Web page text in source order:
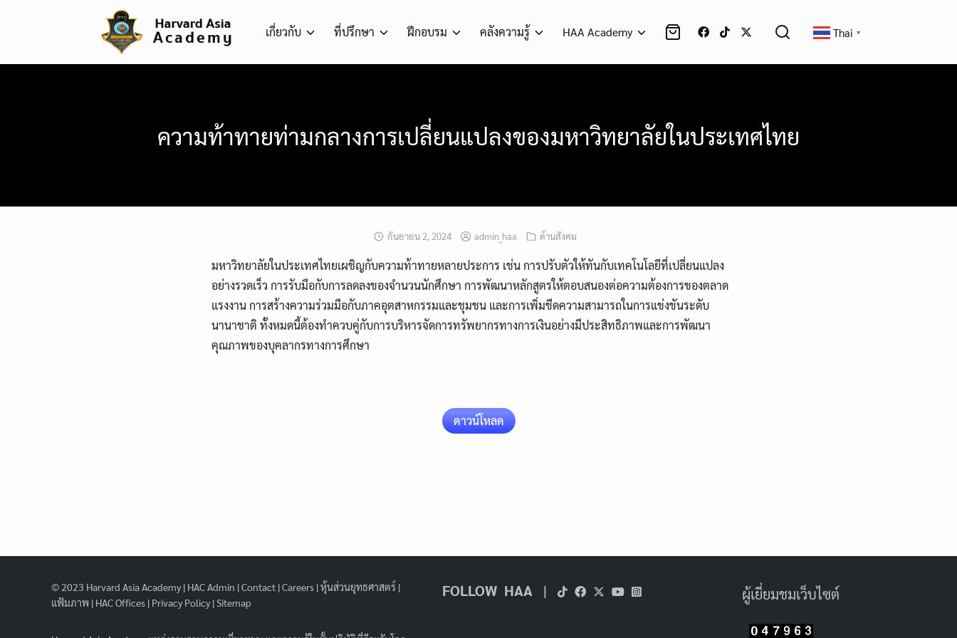
เกี่ยวกับ ที่ปรึกษา ฝึกอบรม คลังความรู้ HAA Academy Thai ▼
ความท้าทายท่ามกลางการเปลี่ยนแปลงของมหาวิทยาลัยในประเทศไทย
กันยายน 2, 2024 admin_haa ด้านสังคม
มหาวิทยาลัยในประเทศไทยเผชิญกับความท้าทายหลายประการ เช่น การปรับตัวให้ทันกับเทคโนโลยีที่เปลี่ยนแปลง
อย่างรวดเร็ว การรับมือกับการลดลงของจำนวนนักศึกษา การพัฒนาหลักสูตรให้ตอบสนองต่อความต้องการของตลาด
แรงงาน การสร้างความร่วมมือกับภาคอุตสาหกรรมและชุมชน และการเพิ่มขีดความสามารถในการแข่งขันระดับ
นานาชาติ ทั้งหมดนี้ต้องทำควบคู่กับการบริหารจัดการทรัพยากรทางการเงินอย่างมีประสิทธิภาพและการพัฒนา
คุณภาพของบุคลากรทางการศึกษา
ดาวน์โหลด
© 2023 Harvard Asia Academy| HAC Admin |Contact|Careers|หุ้นส่วนยุทธศาสตร์ |
แฟ้มภาพ | HAC Offices| Privacy Policy| Sitemap
FOLLOW HAA | ผู้เยี่ยมชมเว็บไซต์